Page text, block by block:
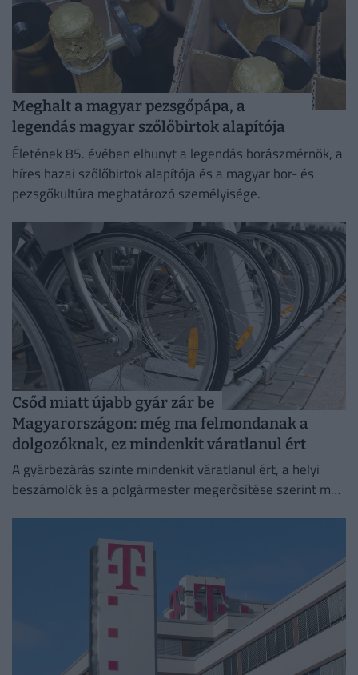
Meghalt a magyar pezsgőpápa, a
legendás magyar szőlőbirtok alapítója
Életének 85. évében elhunyt a legendás borászmérnök, a
híres hazai szőlőbirtok alapítója és a magyar bor- és
pezsgőkultúra meghatározó személyisége.
Csőd miatt újabb gyár zár be
Magyarországon: még ma felmondanak a
dolgozóknak, ez mindenkit váratlanul ért
A gyárbezárás szinte mindenkit váratlanul ért, a helyi
beszámolók és a polgármester megerősítése szerint még